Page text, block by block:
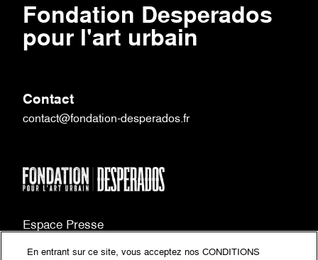
Fondation Desperados
pour l'art urbain
Contact
contact@fondation-desperados.fr
Espace Presse
FAQ
En entrant sur ce site, vous acceptez nos CONDITIONS